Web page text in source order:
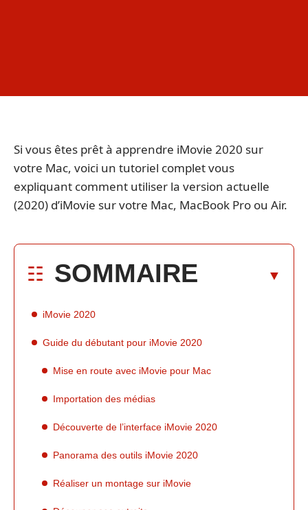
Si vous êtes prêt à apprendre iMovie 2020 sur
votre Mac, voici un tutoriel complet vous
expliquant comment utiliser la version actuelle
(2020) d’iMovie sur votre Mac, MacBook Pro ou Air.
SOMMAIRE
iMovie 2020
Guide du débutant pour iMovie 2020
Mise en route avec iMovie pour Mac
Importation des médias
Découverte de l’interface iMovie 2020
Panorama des outils iMovie 2020
Réaliser un montage sur iMovie